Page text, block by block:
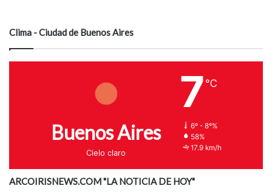
Clima - Ciudad de Buenos Aires
Buenos Aires
Cielo claro
7 ℃
6º - 8º%
58%
17.9 km/h
ARCOIRISNEWS.COM "LA NOTICIA DE HOY"